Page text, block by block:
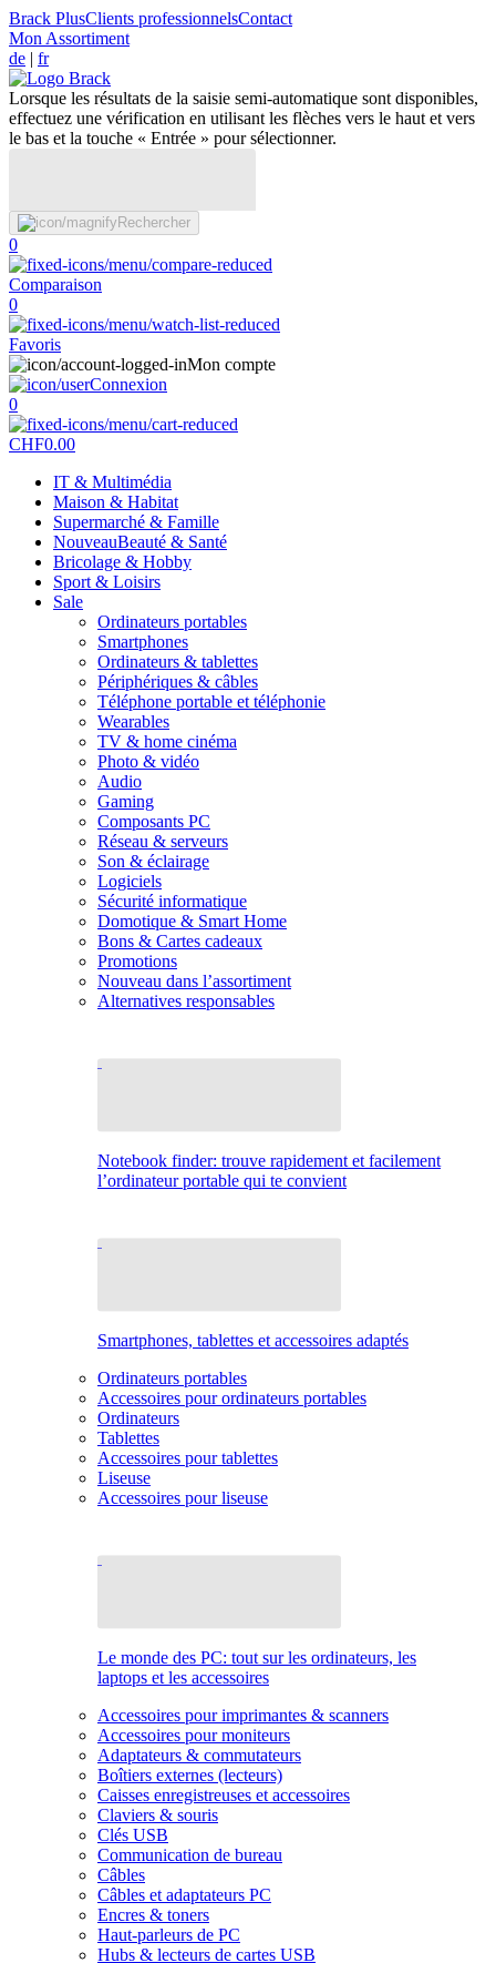
Brack PlusClients professionnelsContact
Mon Assortiment
de | fr
Lorsque les résultats de la saisie semi-automatique sont disponibles,
effectuez une vérification en utilisant les flèches vers le haut et vers
le bas et la touche « Entrée » pour sélectionner.
Rechercher
0
Comparaison
0
Favoris
Mon compte
Connexion
0
CHF0.00
IT & Multimédia
Maison & Habitat
Supermarché & Famille
NouveauBeauté & Santé
Bricolage & Hobby
Sport & Loisirs
Sale
Ordinateurs portables
Smartphones
Ordinateurs & tablettes
Périphériques & câbles
Téléphone portable et téléphonie
Wearables
TV & home cinéma
Photo & vidéo
Audio
Gaming
Composants PC
Réseau & serveurs
Son & éclairage
Logiciels
Sécurité informatique
Domotique & Smart Home
Bons & Cartes cadeaux
Promotions
Nouveau dans l’assortiment
Alternatives responsables
Notebook finder: trouve rapidement et facilement
l’ordinateur portable qui te convient
Smartphones, tablettes et accessoires adaptés
Ordinateurs portables
Accessoires pour ordinateurs portables
Ordinateurs
Tablettes
Accessoires pour tablettes
Liseuse
Accessoires pour liseuse
Le monde des PC: tout sur les ordinateurs, les
laptops et les accessoires
Accessoires pour imprimantes & scanners
Accessoires pour moniteurs
Adaptateurs & commutateurs
Boîtiers externes (lecteurs)
Caisses enregistreuses et accessoires
Claviers & souris
Clés USB
Communication de bureau
Câbles
Câbles et adaptateurs PC
Encres & toners
Haut-parleurs de PC
Hubs & lecteurs de cartes USB